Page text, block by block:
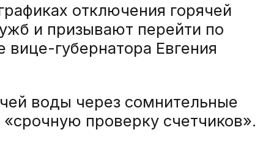
отключения горячей
и призывают перейти по
губернатора Евгения
воды через сомнительные
проверку счетчиков».